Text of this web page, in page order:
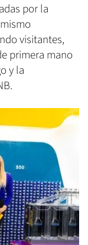
por la
visitantes,
primera mano
y la